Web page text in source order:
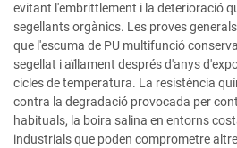
evitant l'embrittlement i la deterioració
segellants orgànics. Les proves
que l'escuma de PU multifunció
segellat i aïllament després d'anys
cicles de temperatura. La resistència
contra la degradació provocada per
habituals, la boira salina en entorns
industrials que poden comprometre